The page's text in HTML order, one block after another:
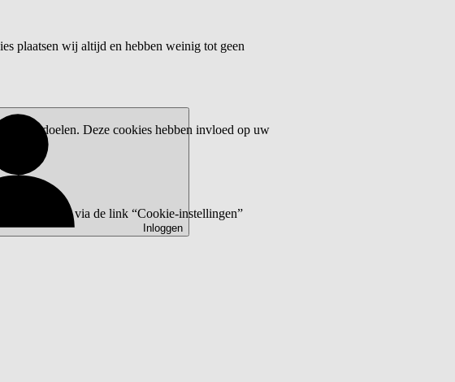
Inloggen
plaatsen wij altijd en hebben weinig tot geen
Deze cookies hebben invloed op uw
wijzigen via de link “Cookie-instellingen”